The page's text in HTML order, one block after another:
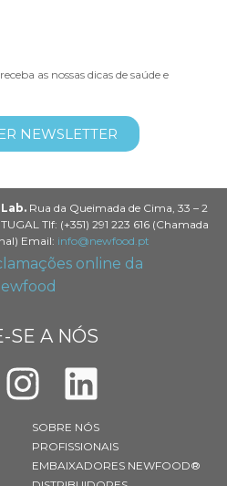
as nossas dicas de saúde e
NEWSLETTER
Rua da Queimada de Cima, 33 – 2
Tlf: (+351) 291 223 616 (Chamada
Email: info@newfood.pt
SE A NÓS
SOBRE NÓS
PROFISSIONAIS
EMBAIXADORES NEWFOOD®